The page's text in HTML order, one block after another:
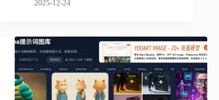
2025-12-24